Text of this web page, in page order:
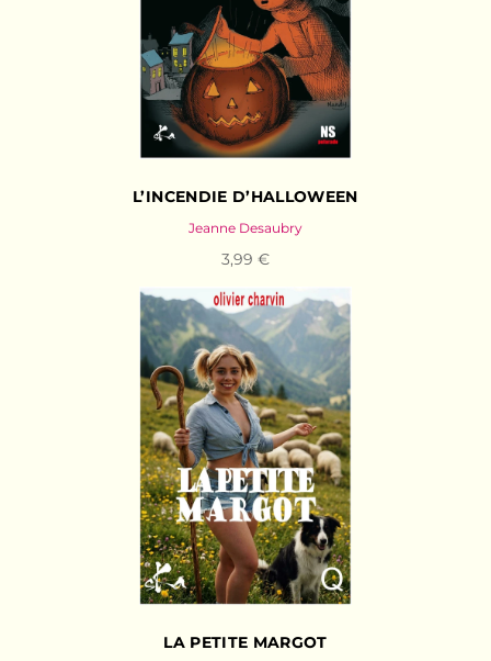
L’INCENDIE D’HALLOWEEN
Jeanne Desaubry
3,99 €
LA PETITE MARGOT